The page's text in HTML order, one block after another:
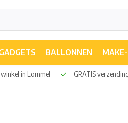
GADGETS BALLONNEN
in Lommel GRATIS